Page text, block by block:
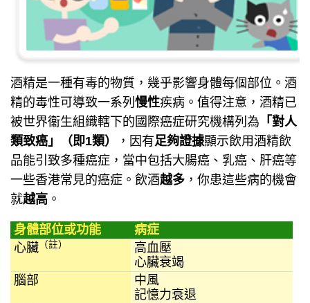
酒精是一種有毒的物質，幾乎影響身體每個部位。酒
精的毒性可導致一系列 慢性疾病。值得注意，酒精已
被世界衞生組織轄下的國際癌症研究機構列為 「對人
類致癌」（即1類）
，因有足夠證據顯示飲用酒精飲
品能引致多種癌症，當中包括大腸癌、乳癌、肝癌等
一些香港常見的癌症。飲酒越多 ，你患這些病的機會
就越高 。
身體部位或功能
病症
心臟 （註）
高血壓
心臟衰竭
腦部
中風
記憶力衰退